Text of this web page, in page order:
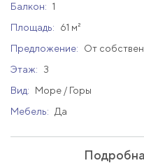
Балкон: 1
Площадь:
61 м²
Предложение:
От
Этаж:
3
Вид:
Море / Горы
Мебель:
Да